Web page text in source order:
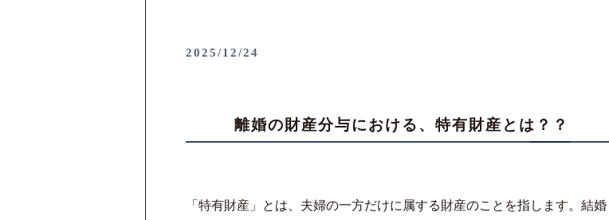
2025/12/24
離婚の財産分与における、特有財産とは？？
「特有財産」とは、夫婦の一方だけに属する財産のことを指します。結婚